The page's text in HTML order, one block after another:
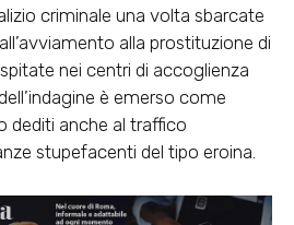
criminale una volta sbarcate
alla prostituzione di
nei centri di accoglienza
è emerso come
dediti anche al traffico
stupefacenti del tipo eroina.